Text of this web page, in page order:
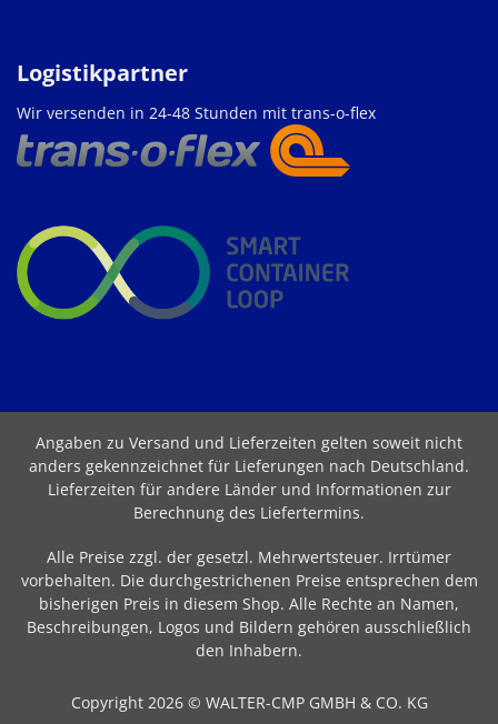
Logistikpartner
Wir versenden in 24-48 Stunden mit trans-o-flex
Angaben zu Versand und Lieferzeiten gelten soweit nicht
anders gekennzeichnet für Lieferungen nach Deutschland.
Lieferzeiten für andere Länder und Informationen zur
Berechnung des Liefertermins.
Alle Preise zzgl. der gesetzl. Mehrwertsteuer. Irrtümer
vorbehalten. Die durchgestrichenen Preise entsprechen dem
bisherigen Preis in diesem Shop. Alle Rechte an Namen,
Beschreibungen, Logos und Bildern gehören ausschließlich
den Inhabern.
Copyright 2026 © WALTER-CMP GMBH & CO. KG